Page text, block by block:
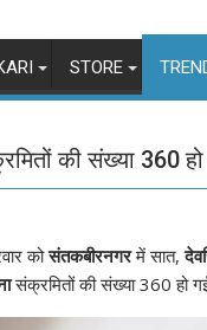
STORE
की संख्‍या 360
कोसंतकबीरनगरमें सात,
संक्रमितों की संख्‍या 360 हो